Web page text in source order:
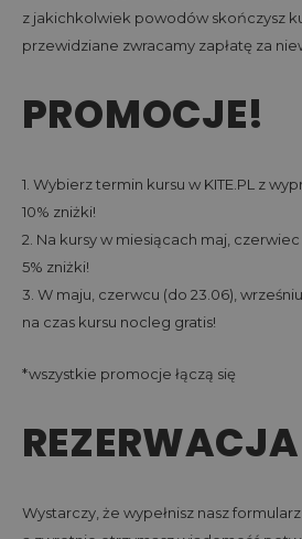
z jakichkolwiek powodów skończysz
przewidziane zwracamy zapłatę za
PROMOCJE!
1. Wybierz termin kursu w KITE.PL z
10% zniżki!
2. Na kursy w miesiącach maj,
5% zniżki!
3. W maju, czerwcu (do 23.06),
na czas kursu nocleg gratis!
*wszystkie promocje łączą się
REZERWACJA
Wystarczy, że wypełnisz nasz